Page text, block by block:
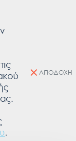
.
ΑΠΟΔΟΧΗ